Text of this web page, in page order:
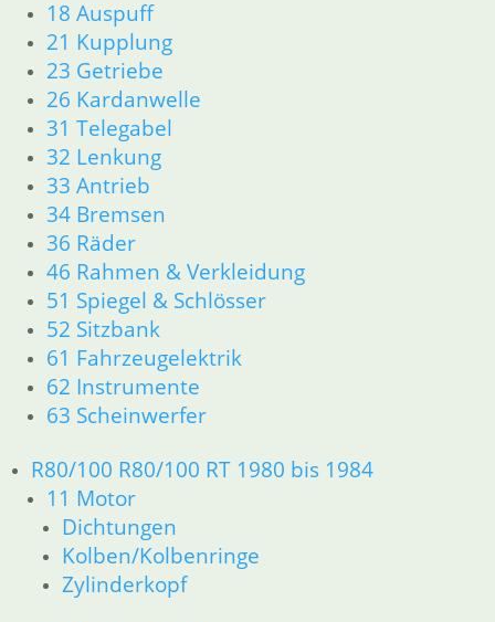
18 Auspuff
21 Kupplung
23 Getriebe
26 Kardanwelle
31 Telegabel
32 Lenkung
33 Antrieb
34 Bremsen
36 Räder
46 Rahmen & Verkleidung
51 Spiegel & Schlösser
52 Sitzbank
61 Fahrzeugelektrik
62 Instrumente
63 Scheinwerfer
R80/100 R80/100 RT 1980 bis 1984
11 Motor
Dichtungen
Kolben/Kolbenringe
Zylinderkopf
Dichtungen
32 Lenkung
33 Antrieb
34 Bremsen
46 Rahmen Verkleidung
61 Fahrzeugelektrik
R25 /3
11 Motor R25/3
Dichtungen
Zylinderkopf
12 Motorelektrik
13 Vergaser
16 Tank
18 Auspuff
21 Kupplung
23 Getriebe
31 Telegabel
33 Antrieb
34 Bremsen
36 Räder
46 Rahmen Verkleidung R25/3
51 Spiegel & Schlösser